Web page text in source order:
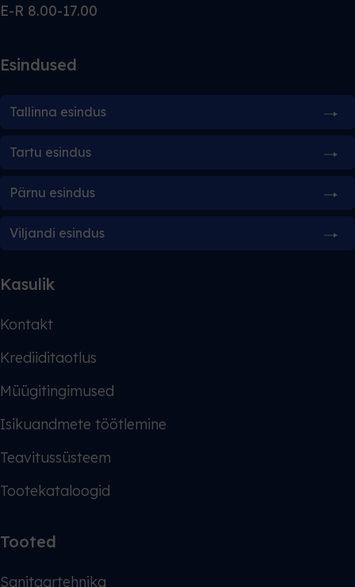
E-R 8.00-17.00
Esindused
Tallinna esindus
Tartu esindus
Pärnu esindus
Viljandi esindus
Kasulik
Kontakt
Krediiditaotlus
Müügitingimused
Isikuandmete töötlemine
Teavitussüsteem
Tootekataloogid
Tooted
Sanitaartehnika